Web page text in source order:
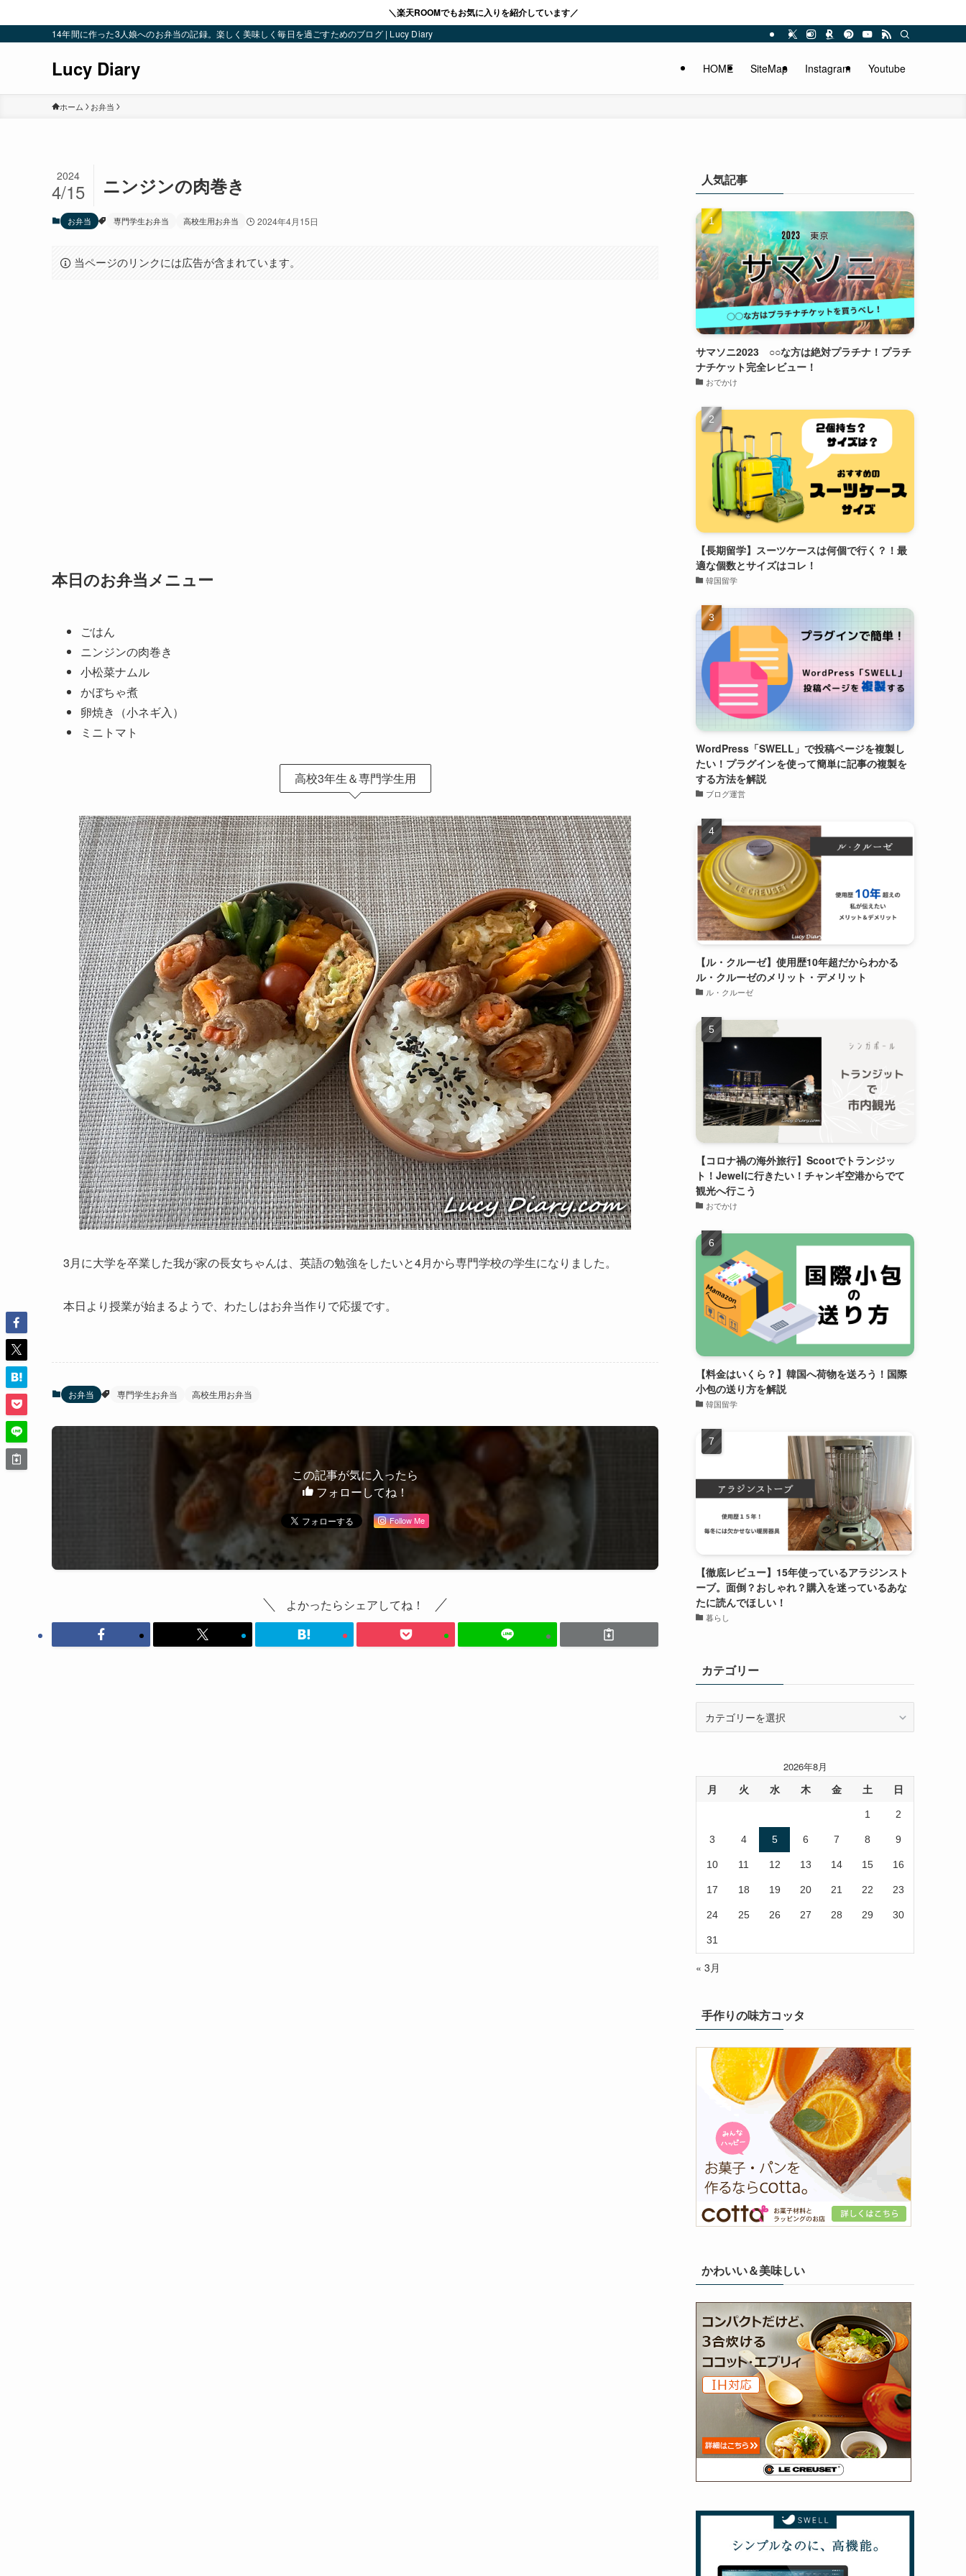
＼楽天ROOMでもお気に入りを紹介しています／
14年間に作った3人娘へのお弁当の記録。楽しく美味しく毎日を過ごすためのブログ | Lucy Diary
Lucy Diary HOME SiteMap Instagram Youtube
ホーム お弁当
ニンジンの肉巻き
2024
4/15
お弁当 専門学生お弁当 高校生用お弁当 2024年4月15日
当ページのリンクには広告が含まれています。
本日のお弁当メニュー
ごはん
ニンジンの肉巻き
小松菜ナムル
かぼちゃ煮
卵焼き（小ネギ入）
ミニトマト
高校3年生＆専門学生用
3月に大学を卒業した我が家の長女ちゃんは、英語の勉強をしたいと4月から専門学校の学生になりました。
本日より授業が始まるようで、わたしはお弁当作りで応援です。
お弁当 専門学生お弁当 高校生用お弁当
この記事が気に入ったら
フォローしてね！
Follow Me
よかったらシェアしてね！
人気記事
サマソニ2023 ○○な方は絶対プラチナ！プラチ
ナチケット完全レビュー！
おでかけ
【長期留学】スーツケースは何個で行く？！最
適な個数とサイズはコレ！
韓国留学
WordPress「SWELL」で投稿ページを複製し
たい！プラグインを使って簡単に記事の複製を
する方法を解説
ブログ運営
【ル・クルーゼ】使用歴10年超だからわかる
ル・クルーゼのメリット・デメリット
ル・クルーゼ
【コロナ禍の海外旅行】Scootでトランジッ
ト！Jewelに行きたい！チャンギ空港からでて
観光へ行こう
おでかけ
【料金はいくら？】韓国へ荷物を送ろう！国際
小包の送り方を解説
韓国留学
【徹底レビュー】15年使っているアラジンスト
ーブ。面倒？おしゃれ？購入を迷っているあな
たに読んでほしい！
暮らし
カテゴリー
ー
2026年8月
月 火 水 木 金 土 日
1 2
3 4 5 6 7 8 9
10 11 12 13 14 15 16
17 18 19 20 21 22 23
24 25 26 27 28 29 30
31
« 3月
手作りの味方コッタ
かわいい＆美味しい